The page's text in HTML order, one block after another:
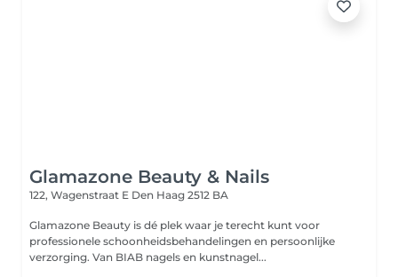
Glamazone Beauty & Nails
122, Wagenstraat E Den Haag 2512 BA
Glamazone Beauty is dé plek waar je terecht kunt voor
professionele schoonheidsbehandelingen en persoonlijke
verzorging. Van BIAB nagels en kunstnagel...